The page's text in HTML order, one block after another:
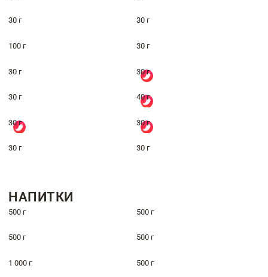
30 г 30 г
100 г 30 г
30 г 30 г
30 г 40 г
30 г 30 г
30 г 30 г
НАПИТКИ
500 г 500 г
500 г 500 г
1 000 г 500 г